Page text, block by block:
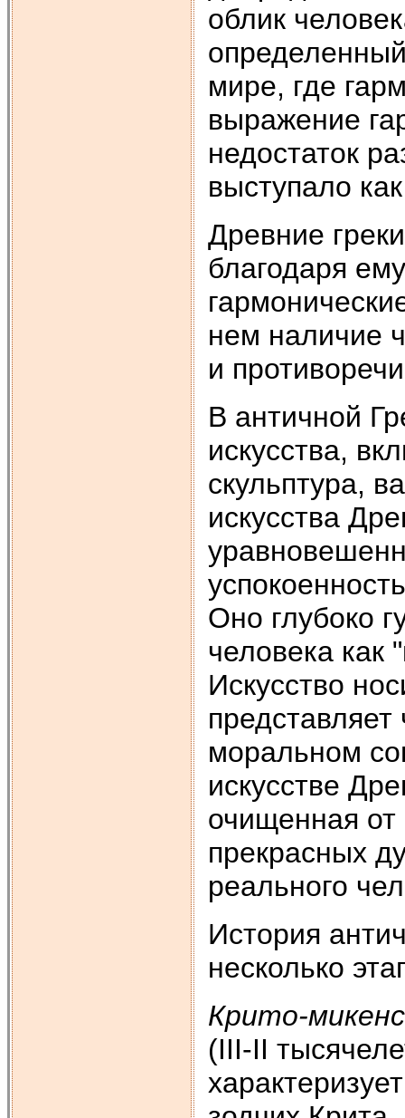
облик
мире, где
выражение
недостаток
выступало
Древние
благодаря
нем наличие
и
В античной
искусства,
скульптура,
искусства
Оно глубоко
человека как
Искусство
моральном
искусстве
очищенная от
прекрасных
реального
История
несколько
Крито-
(III-II